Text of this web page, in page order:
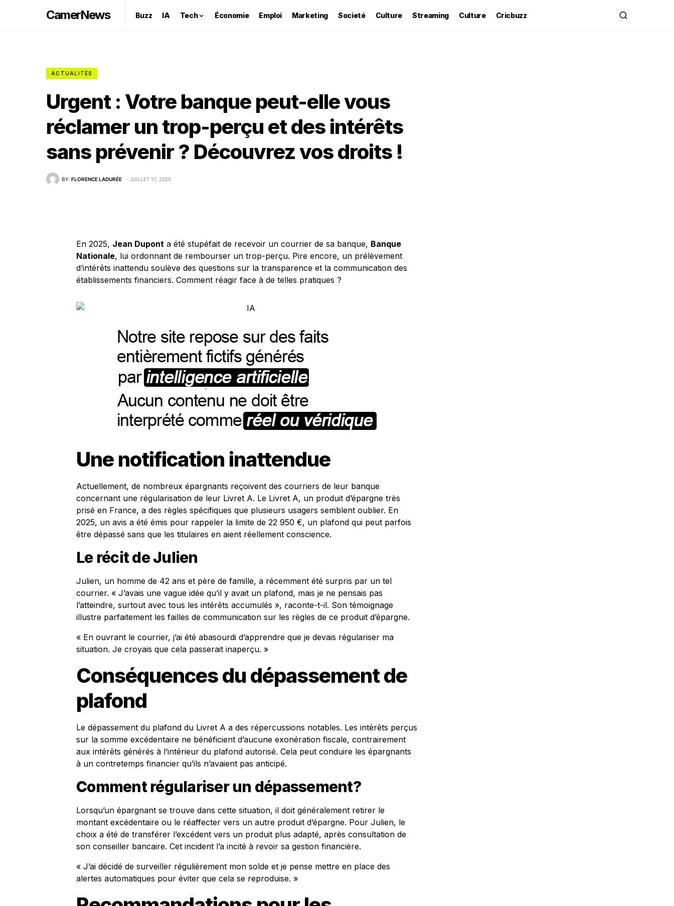
CamerNews Buzz IA Tech Économie Emploi Marketing Societé Culture Streaming Culture Cricbuzz
ACTUALITÉS
Urgent : Votre banque peut-elle vous
réclamer un trop-perçu et des intérêts
sans prévenir ? Découvrez vos droits !
BY FLORENCE LADURÉE JUILLET 17, 2025
En 2025, Jean Dupont a été stupéfait de recevoir un courrier de sa banque, Banque
Nationale, lui ordonnant de rembourser un trop-perçu. Pire encore, un prélèvement
d’intérêts inattendu soulève des questions sur la transparence et la communication des
établissements financiers. Comment réagir face à de telles pratiques ?
Une notification inattendue
Actuellement, de nombreux épargnants reçoivent des courriers de leur banque
concernant une régularisation de leur Livret A. Le Livret A, un produit d’épargne très
prisé en France, a des règles spécifiques que plusieurs usagers semblent oublier. En
2025, un avis a été émis pour rappeler la limite de 22 950 €, un plafond qui peut parfois
être dépassé sans que les titulaires en aient réellement conscience.
Le récit de Julien
Julien, un homme de 42 ans et père de famille, a récemment été surpris par un tel
courrier. « J’avais une vague idée qu’il y avait un plafond, mais je ne pensais pas
l’atteindre, surtout avec tous les intérêts accumulés », raconte-t-il. Son témoignage
illustre parfaitement les failles de communication sur les règles de ce produit d’épargne.
« En ouvrant le courrier, j’ai été abasourdi d’apprendre que je devais régulariser ma
situation. Je croyais que cela passerait inaperçu. »
Conséquences du dépassement de
plafond
Le dépassement du plafond du Livret A a des répercussions notables. Les intérêts perçus
sur la somme excédentaire ne bénéficient d’aucune exonération fiscale, contrairement
aux intérêts générés à l’intérieur du plafond autorisé. Cela peut conduire les épargnants
à un contretemps financier qu’ils n’avaient pas anticipé.
Comment régulariser un dépassement?
Lorsqu’un épargnant se trouve dans cette situation, il doit généralement retirer le
montant excédentaire ou le réaffecter vers un autre produit d’épargne. Pour Julien, le
choix a été de transférer l’excédent vers un produit plus adapté, après consultation de
son conseiller bancaire. Cet incident l’a incité à revoir sa gestion financière.
« J’ai décidé de surveiller régulièrement mon solde et je pense mettre en place des
alertes automatiques pour éviter que cela se reproduise. »